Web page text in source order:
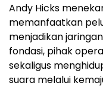
Andy Hicks
memanfaatkan
menjadikan
fondasi, pihak
sekaligus
suara melalui